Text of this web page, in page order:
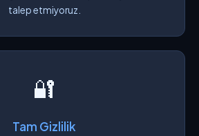
talep etmiyoruz.
🔐
Tam Gizlilik